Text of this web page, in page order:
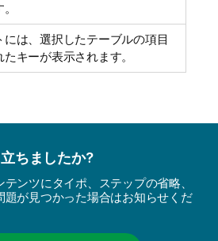
には、選択したテーブルの項目
キーが表示されます。
ちましたか?
ンツにタイポ、ステップの省略、
題が見つかった場合はお知らせくだ